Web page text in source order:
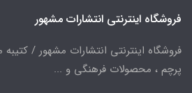
فروشگاه اینترنتی انتشارات مشهور
فروشگاه اینترنتی انتشارات مشهور /
پرچم ، محصولات فرهنگی و ...